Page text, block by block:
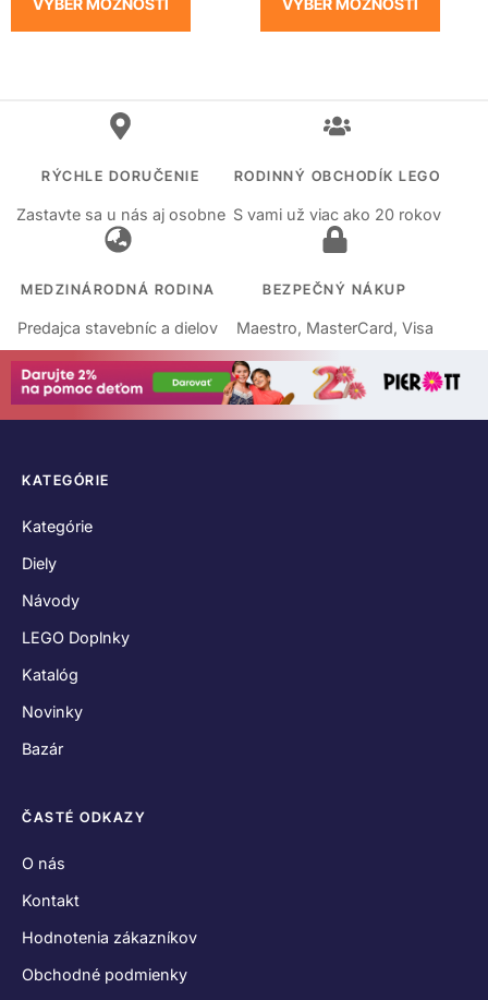
RÝCHLE DORUČENIE
Zastavte sa u nás aj osobne
RODINNÝ OBCHODÍK LEGO
S vami už viac ako 20 rokov
MEDZINÁRODNÁ RODINA
Predajca stavebníc a dielov
BEZPEČNÝ NÁKUP
Maestro, MasterCard, Visa
KATEGÓRIE
Kategórie
Diely
Návody
LEGO Doplnky
Katalóg
Novinky
Bazár
ČASTÉ ODKAZY
O nás
Kontakt
Hodnotenia zákazníkov
Obchodné podmienky